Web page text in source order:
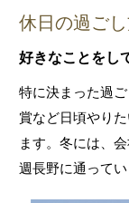
休日の過ご
好きなことをし
特に決まった過
賞など日頃やり
ます。冬には、
週長野に通ってい